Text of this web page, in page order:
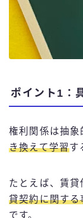
ポイント1：
権利関係は抽
き換えて学習す
たとえば、賃
貸契約に関す
です。